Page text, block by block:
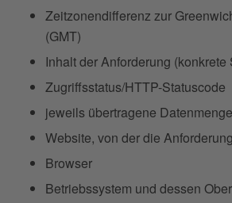
Zeitzonendifferenz zur
(GMT)
Inhalt der Anforderung (konkrete
Zugriffsstatus/HTTP-Statuscode
jeweils übertragene Datenmenge
Website, von der die
Browser
Betriebssystem und dessen